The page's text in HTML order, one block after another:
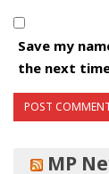
Save my
the next
MP